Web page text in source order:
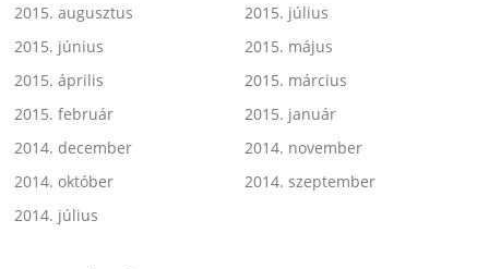
2015. augusztus
2015. július
2015. június
2015. május
2015. április
2015. március
2015. február
2015. január
2014. december
2014. november
2014. október
2014. szeptember
2014. július